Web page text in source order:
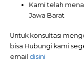
Kami telah
Jawa Barat
Untuk konsultasi
bisa Hubungi kami
email disini